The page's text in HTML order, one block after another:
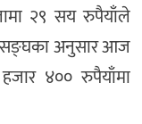
२९ सय रुपैयाँले
अनुसार आज
४०० रुपैयाँमा